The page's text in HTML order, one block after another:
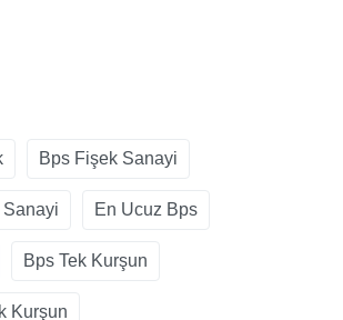
Bps Fişek Sanayi
Sanayi En Ucuz Bps
Bps Tek Kurşun
Kurşun